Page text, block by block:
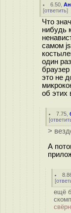
6.50 ,
[ответить]
Что
нибудь
самом
один
это не
об этих
7.75 ,
[
>
А
[
ещё